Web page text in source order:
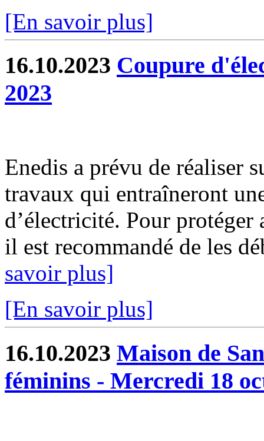
[En savoir plus]
16.10.2023 Coupure
2023
Enedis a prévu de réaliser
travaux qui entraîneront
d’électricité. Pour protéger
il est recommandé de les
savoir plus]
[En savoir plus]
16.10.2023 Maison de
féminins - Mercredi 18